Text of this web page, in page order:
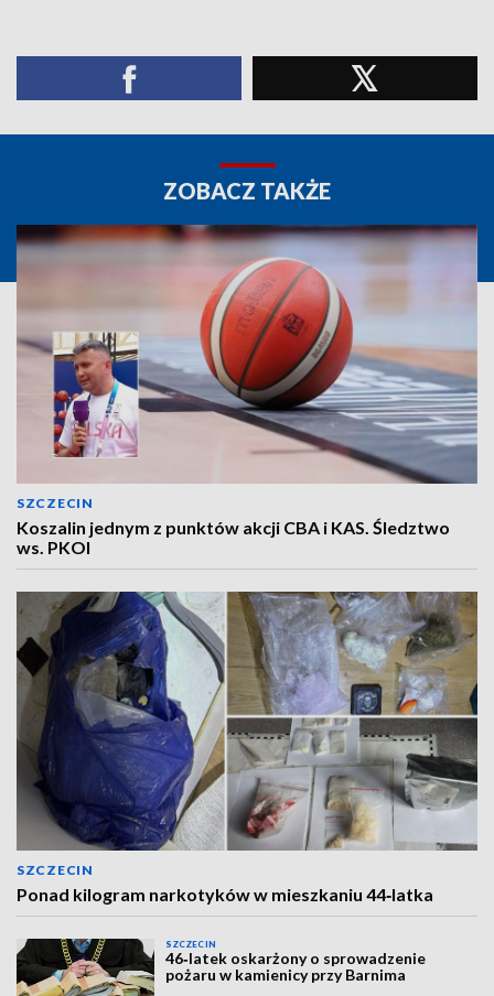
ZOBACZ TAKŻE
SZCZECIN
Koszalin jednym z punktów akcji CBA i KAS. Śledztwo
ws. PKOl
SZCZECIN
Ponad kilogram narkotyków w mieszkaniu 44‑latka
SZCZECIN
46‑latek oskarżony o sprowadzenie
pożaru w kamienicy przy Barnima